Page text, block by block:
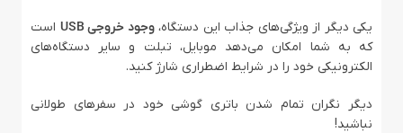
یکی دیگر از ویژگی‌های جذاب این دستگاه،وجود خروجی USB
است
که به شما امکان می‌دهد موبایل، تبلت و سایر دستگاه‌های
الکترونیکی خود را در شرایط اضطراری شارژ کنید.
دیگر نگران تمام شدن باتری گوشی خود در سفرهای طولانی
نباشید!